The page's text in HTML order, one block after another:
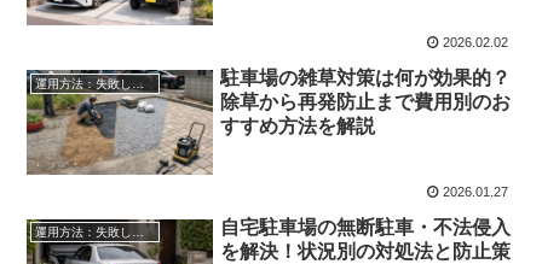
2026.02.02
運用方法：失敗しない自宅駐車場貸し出し
駐車場の雑草対策は何が効果的？
除草から再発防止まで費用別のお
すすめ方法を解説
2026.01.27
運用方法：失敗しない自宅駐車場貸し出し
自宅駐車場の無断駐車・不法侵入
を解決！状況別の対処法と防止策